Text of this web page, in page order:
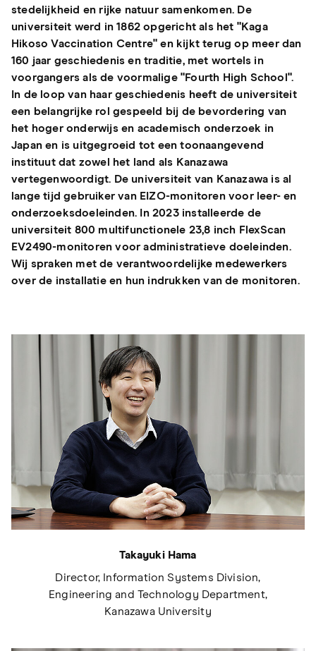
stedelijkheid en rijke natuur samenkomen. De
universiteit werd in 1862 opgericht als het "Kaga
Hikoso Vaccination Centre" en kijkt terug op meer dan
160 jaar geschiedenis en traditie, met wortels in
voorgangers als de voormalige "Fourth High School".
In de loop van haar geschiedenis heeft de universiteit
een belangrijke rol gespeeld bij de bevordering van
het hoger onderwijs en academisch onderzoek in
Japan en is uitgegroeid tot een toonaangevend
instituut dat zowel het land als Kanazawa
vertegenwoordigt. De universiteit van Kanazawa is al
lange tijd gebruiker van EIZO-monitoren voor leer- en
onderzoeksdoeleinden. In 2023 installeerde de
universiteit 800 multifunctionele 23,8 inch FlexScan
EV2490-monitoren voor administratieve doeleinden.
Wij spraken met de verantwoordelijke medewerkers
over de installatie en hun indrukken van de monitoren.
Takayuki Hama
Director, Information Systems Division,
Engineering and Technology Department,
Kanazawa University